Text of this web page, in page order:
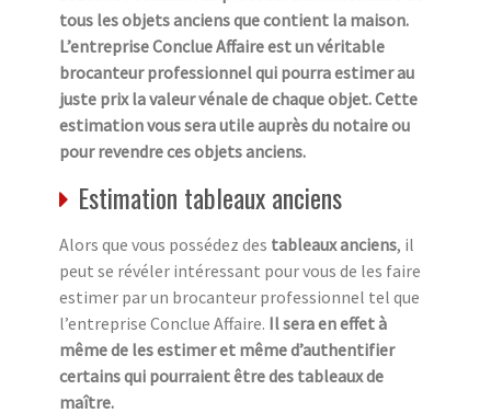
tous les objets anciens que contient la maison.
L’entreprise Conclue Affaire est un véritable
brocanteur professionnel qui pourra estimer au
juste prix la valeur vénale de chaque objet. Cette
estimation vous sera utile auprès du notaire ou
pour revendre ces objets anciens.
Estimation tableaux anciens
Alors que vous possédez des tableaux anciens, il
peut se révéler intéressant pour vous de les faire
estimer par un brocanteur professionnel tel que
l’entreprise Conclue Affaire. Il sera en effet à
même de les estimer et même d’authentifier
certains qui pourraient être des tableaux de
maître.